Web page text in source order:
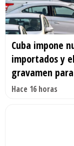
Cuba impone
importados y
gravamen
Hace 16 horas